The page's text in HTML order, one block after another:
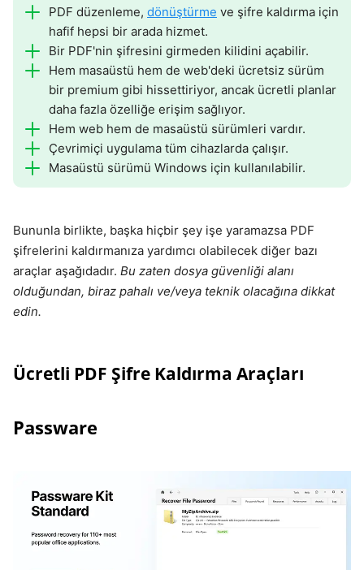
PDF düzenleme, dönüştürme ve şifre kaldırma için
hafif hepsi bir arada hizmet.
Bir PDF'nin şifresini girmeden kilidini açabilir.
Hem masaüstü hem de web'deki ücretsiz sürüm
bir premium gibi hissettiriyor, ancak ücretli planlar
daha fazla özelliğe erişim sağlıyor.
Hem web hem de masaüstü sürümleri vardır.
Çevrimiçi uygulama tüm cihazlarda çalışır.
Masaüstü sürümü Windows için kullanılabilir.
Bununla birlikte, başka hiçbir şey işe yaramazsa PDF
şifrelerini kaldırmanıza yardımcı olabilecek diğer bazı
araçlar aşağıdadır. Bu zaten dosya güvenliği alanı
olduğundan, biraz pahalı ve/veya teknik olacağına dikkat
edin.
Ücretli PDF Şifre Kaldırma Araçları
Passware